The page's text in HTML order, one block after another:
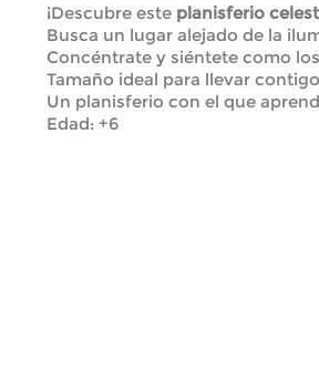
¡Descubre este planisferio
Busca un lugar alejado de la
Concéntrate y siéntete como
Tamaño ideal para llevar
Un planisferio con el que
Edad: +6